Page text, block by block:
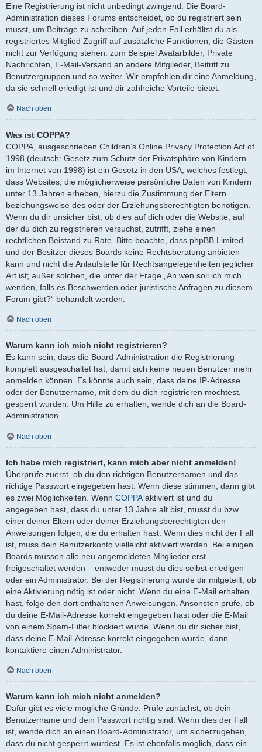
Eine Registrierung ist nicht unbedingt zwingend. Die Board-
Administration dieses Forums entscheidet, ob du registriert sein
musst, um Beiträge zu schreiben. Auf jeden Fall erhältst du als
registriertes Mitglied Zugriff auf zusätzliche Funktionen, die Gästen
nicht zur Verfügung stehen: zum Beispiel Avatarbilder, Private
Nachrichten, E-Mail-Versand an andere Mitglieder, Beitritt zu
Benutzergruppen und so weiter. Wir empfehlen dir eine Anmeldung,
da sie schnell erledigt ist und dir zahlreiche Vorteile bietet.
Nach oben
Was ist COPPA?
COPPA, ausgeschrieben Children’s Online Privacy Protection Act of
1998 (deutsch: Gesetz zum Schutz der Privatsphäre von Kindern
im Internet von 1998) ist ein Gesetz in den USA, welches festlegt,
dass Websites, die möglicherweise persönliche Daten von Kindern
unter 13 Jahren erheben, hierzu die Zustimmung der Eltern
beziehungsweise des oder der Erziehungsberechtigten benötigen.
Wenn du dir unsicher bist, ob dies auf dich oder die Website, auf
der du dich zu registrieren versuchst, zutrifft, ziehe einen
rechtlichen Beistand zu Rate. Bitte beachte, dass phpBB Limited
und der Besitzer dieses Boards keine Rechtsberatung anbieten
kann und nicht die Anlaufstelle für Rechtsangelegenheiten jeglicher
Art ist; außer solchen, die unter der Frage „An wen soll ich mich
wenden, falls es Beschwerden oder juristische Anfragen zu diesem
Forum gibt?“ behandelt werden.
Nach oben
Warum kann ich mich nicht registrieren?
Es kann sein, dass die Board-Administration die Registrierung
komplett ausgeschaltet hat, damit sich keine neuen Benutzer mehr
anmelden können. Es könnte auch sein, dass deine IP-Adresse
oder der Benutzername, mit dem du dich registrieren möchtest,
gesperrt wurden. Um Hilfe zu erhalten, wende dich an die Board-
Administration.
Nach oben
Ich habe mich registriert, kann mich aber nicht anmelden!
Überprüfe zuerst, ob du den richtigen Benutzernamen und das
richtige Passwort eingegeben hast. Wenn diese stimmen, dann gibt
es zwei Möglichkeiten. Wenn COPPA aktiviert ist und du
angegeben hast, dass du unter 13 Jahre alt bist, musst du bzw.
einer deiner Eltern oder deiner Erziehungsberechtigten den
Anweisungen folgen, die du erhalten hast. Wenn dies nicht der Fall
ist, muss dein Benutzerkonto vielleicht aktiviert werden. Bei einigen
Boards müssen alle neu angemeldeten Mitglieder erst
freigeschaltet werden – entweder musst du dies selbst erledigen
oder ein Administrator. Bei der Registrierung wurde dir mitgeteilt, ob
eine Aktivierung nötig ist oder nicht. Wenn du eine E-Mail erhalten
hast, folge den dort enthaltenen Anweisungen. Ansonsten prüfe, ob
du deine E-Mail-Adresse korrekt eingegeben hast oder die E-Mail
von einem Spam-Filter blockiert wurde. Wenn du dir sicher bist,
dass deine E-Mail-Adresse korrekt eingegeben wurde, dann
kontaktiere einen Administrator.
Nach oben
Warum kann ich mich nicht anmelden?
Dafür gibt es viele mögliche Gründe. Prüfe zunächst, ob dein
Benutzername und dein Passwort richtig sind. Wenn dies der Fall
ist, wende dich an einen Board-Administrator, um sicherzugehen,
dass du nicht gesperrt wurdest. Es ist ebenfalls möglich, dass ein